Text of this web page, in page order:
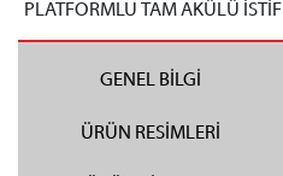
PLATFORMLU TAM AKÜLÜ
GENEL BİLGİ
ÜRÜN RESİMLERİ